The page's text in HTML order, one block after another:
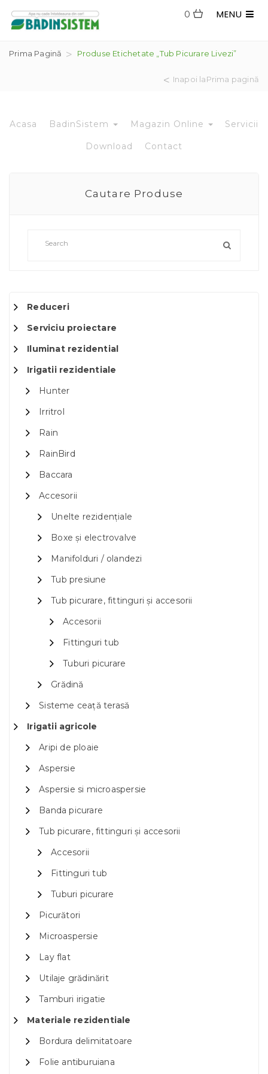
MENU
0
Prima Pagină Produse Etichetate „tub Picurare Livezi”
Inapoi laPrima pagină
Acasa BadinSistem Magazin Online Servicii
Download Contact
Cautare Produse
Reduceri
Serviciu proiectare
Iluminat rezidential
Irigatii rezidentiale
Hunter
Irritrol
Rain
RainBird
Baccara
Accesorii
Unelte rezidențiale
Boxe și electrovalve
Manifolduri / olandezi
Tub presiune
Tub picurare, fittinguri și accesorii
Accesorii
Fittinguri tub
Tuburi picurare
Grădină
Sisteme ceață terasă
Irigatii agricole
Aripi de ploaie
Aspersie
Aspersie si microaspersie
Banda picurare
Tub picurare, fittinguri și accesorii
Accesorii
Fittinguri tub
Tuburi picurare
Picurători
Microaspersie
Lay flat
Utilaje grădinărit
Tamburi irigatie
Materiale rezidentiale
Bordura delimitatoare
Folie antiburuiana